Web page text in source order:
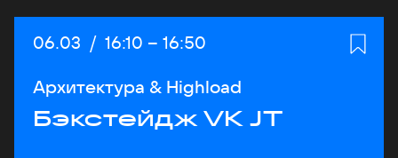
Дата:
06.03 / Начало:
16:10 – Конец:
16:50
Архитектура & Highload
Бэкстейдж VK JT